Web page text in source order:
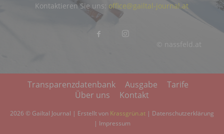
© nassfeld.at
Kontaktieren Sie uns: office@gailtal-journal.at
Transparenzdatenbank Ausgabe
Tarife
Über uns
Kontakt
2026 © Gailtal Journal | Erstellt von Krassgrün.at | Datenschutzerklärung
| Impressum